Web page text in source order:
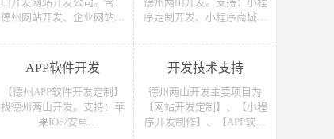
德州网站开发、企业网站开
务网站开发、网上商城网站
开发、网站建设开发等，网
站开发报价请联系我们
序定制开发、小程序商城开
音）小程序开发制作。获取
小程序开发教程、小程序开
发报价请联系我们
APP软件开发
【德州APP软件开发定制】
找德州两山开发。支持：苹
果IOS/安卓
开发技术支持
德州两山开发主要项目为
【网站开发定制】、【小程
序开发制作】、【APP软件